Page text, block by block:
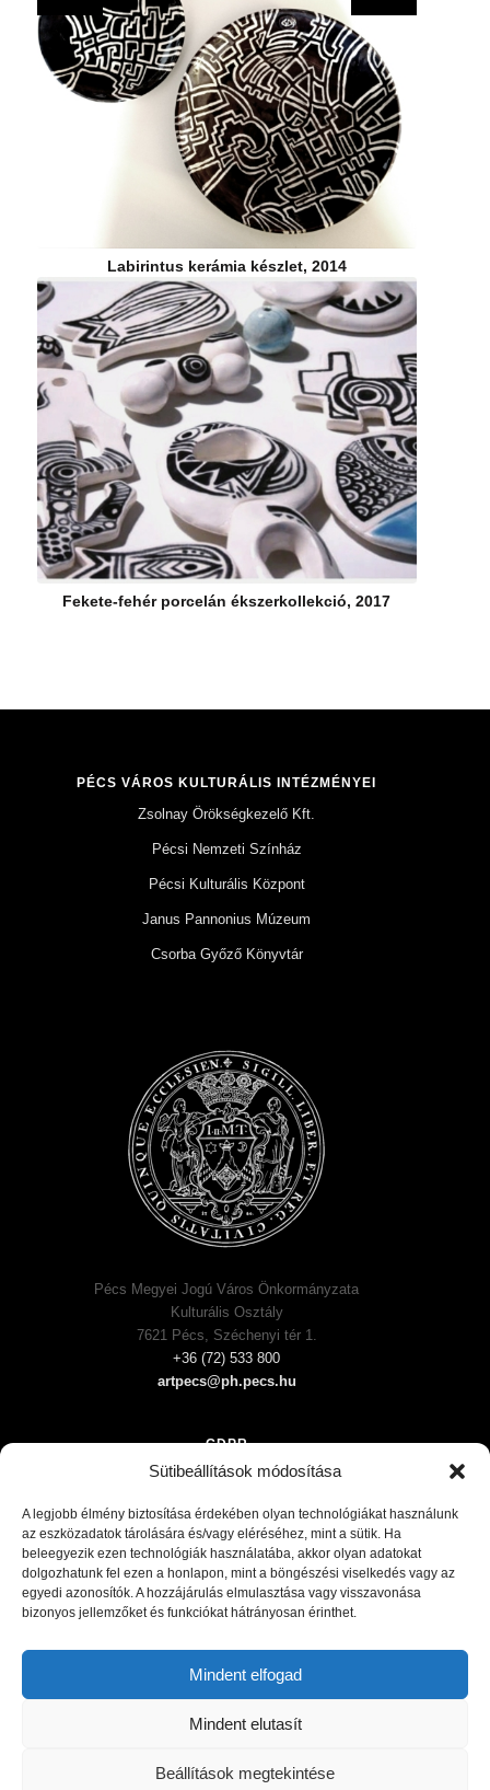
Sütibeállítások módosítása
A legjobb élmény biztosítása érdekében olyan technológiákat használunk
az eszközadatok tárolására és/vagy eléréséhez, mint a sütik. Ha
beleegyezik ezen technológiák használatába, akkor olyan adatokat
dolgozhatunk fel ezen a honlapon, mint a böngészési viselkedés vagy az
egyedi azonosítók. A hozzájárulás elmulasztása vagy visszavonása
bizonyos jellemzőket és funkciókat hátrányosan érinthet.
Mindent elfogad
Mindent elutasít
Beállítások megtekintése
Labirintus kerámia készlet, 2014
Fekete-fehér porcelán ékszerkollekció, 2017
PÉCS VÁROS KULTURÁLIS INTÉZMÉNYEI
Zsolnay Örökségkezelő Kft.
Pécsi Nemzeti Színház
Pécsi Kulturális Központ
Janus Pannonius Múzeum
Csorba Győző Könyvtár
Pécs Megyei Jogú Város Önkormányzata
Kulturális Osztály
7621 Pécs, Széchenyi tér 1.
+36 (72) 533 800
artpecs@ph.pecs.hu
GDPR
Impresszum
Általános szerződési feltételek